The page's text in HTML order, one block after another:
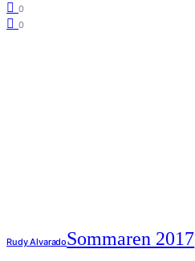
0
0
Rudy AlvaradoSommaren 2017